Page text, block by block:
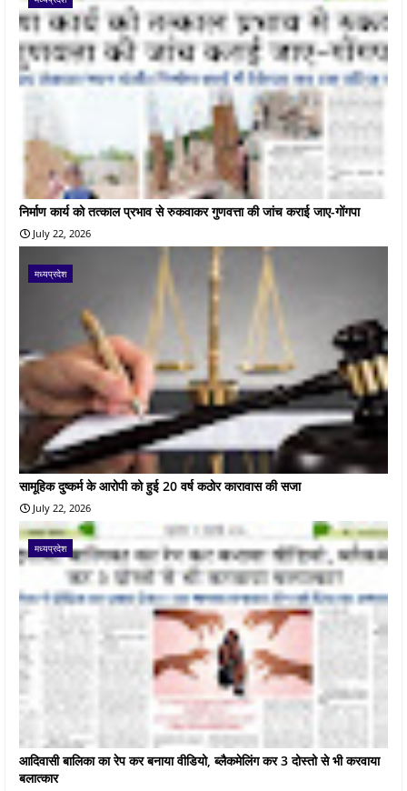
निर्माण कार्य को तत्काल प्रभाव से रुकवाकर गुणवत्ता की जांच कराई जाए-गोंगपा
July 22, 2026
मध्यप्रदेश
सामूहिक दुष्कर्म के आरोपी को हुई 20 वर्ष कठोर कारावास की सजा
July 22, 2026
मध्यप्रदेश
आदिवासी बालिका का रेप कर बनाया वीडियो, ब्लैकमेलिंग कर 3 दोस्तो से भी करवाया
बलात्कार